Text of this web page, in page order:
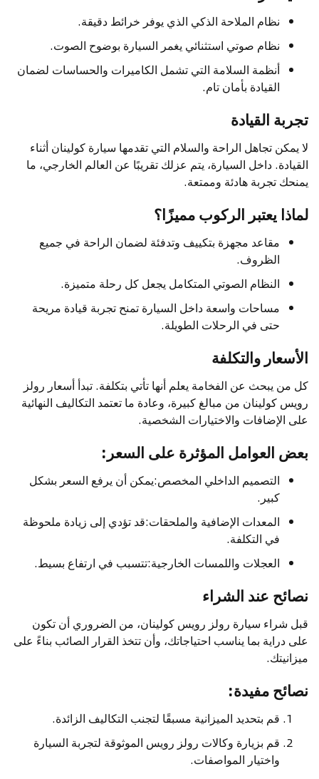
نظام الملاحة الذكي الذي يوفر خرائط دقيقة.
نظام صوتي استثنائي يغمر السيارة بوضوح الصوت.
أنظمة السلامة التي تشمل الكاميرات والحساسات لضمان
القيادة بأمان تام.
تجربة القيادة
لا يمكن تجاهل الراحة والسلام التي تقدمها سيارة كولينان أثناء
القيادة. داخل السيارة، يتم عزلك تقريبًا عن العالم الخارجي، ما
يمنحك تجربة هادئة وممتعة.
لماذا يعتبر الركوب مميزًا؟
مقاعد مجهزة بتكييف وتدفئة لضمان الراحة في جميع
الظروف.
النظام الصوتي المتكامل يجعل كل رحلة متميزة.
مساحات واسعة داخل السيارة تمنح تجربة قيادة مريحة
حتى في الرحلات الطويلة.
الأسعار والتكلفة
كل من يبحث عن الفخامة يعلم أنها تأتي بتكلفة. تبدأ أسعار رولز
رويس كولينان من مبالغ كبيرة، وعادة ما تعتمد التكاليف النهائية
على الإضافات والاختيارات الشخصية.
بعض العوامل المؤثرة على السعر:
التصميم الداخلي المخصص:يمكن أن يرفع السعر بشكل
كبير.
المعدات الإضافية والملحقات:قد تؤدي إلى زيادة ملحوظة
في التكلفة.
العجلات واللمسات الخارجية:تتسبب في ارتفاع بسيط.
نصائح عند الشراء
قبل شراء سيارة رولز رويس كولينان، من الضروري أن تكون
على دراية بما يناسب احتياجاتك، وأن تتخذ القرار الصائب بناءً على
ميزانيتك.
نصائح مفيدة:
قم بتحديد الميزانية مسبقًا لتجنب التكاليف الزائدة.
قم بزيارة وكالات رولز رويس الموثوقة لتجربة السيارة
واختيار المواصفات.